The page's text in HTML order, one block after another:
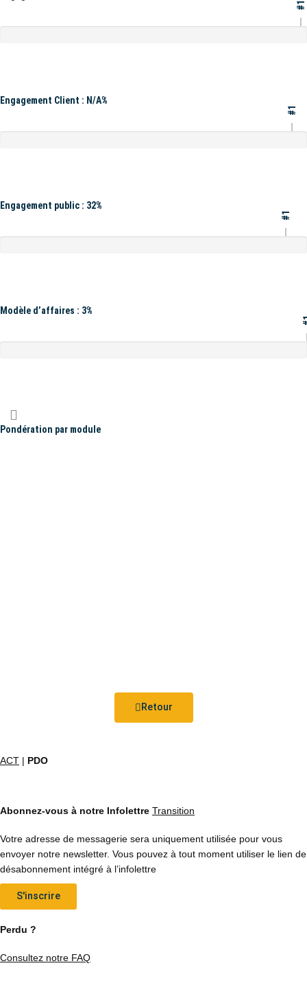
#1
Engagement Client : N/A%
#1
Engagement public : 32%
#1
Modèle d’affaires : 3%
Pondération par module
Retour
ACT | PDO
Abonnez-vous à notre Infolettre Transition
Votre adresse de messagerie sera uniquement utilisée pour vous
envoyer notre newsletter. Vous pouvez à tout moment utiliser le lien de
désabonnement intégré à l’infolettre
S'inscrire
Perdu ?
Consultez notre FAQ